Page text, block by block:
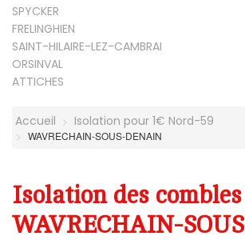
SPYCKER
FRELINGHIEN
SAINT-HILAIRE-LEZ-CAMBRAI
ORSINVAL
ATTICHES
Accueil Isolation pour 1€ Nord-59
WAVRECHAIN-SOUS-DENAIN
Isolation des combles
WAVRECHAIN-